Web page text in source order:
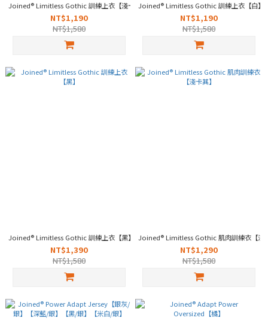
Joined® Limitless Gothic 訓練上衣【淺卡其】
NT$1,190
NT$1,580
Joined® Limitless Gothic 訓練上衣【白】
NT$1,190
NT$1,580
Joined® Limitless Gothic 訓練上衣【黑】
NT$1,390
NT$1,580
Joined® Limitless Gothic 肌肉訓練衣【淺
NT$1,290
NT$1,580